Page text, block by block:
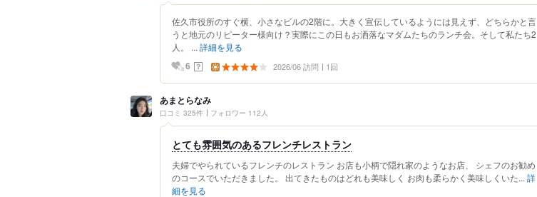
佐久市役所のすぐ横、小さなビルの2階に。大きく宣伝しているようには見えず、どちらかと言
うと地元のリピーター様向け？実際にこの日もお洒落なマダムたちのランチ会。そして私たち2
人。 ... 詳細を見る
6 ？ 2026/06 訪問 1回
あまとらなみ
口コミ 325件 フォロワー 112人
とても雰囲気のあるフレンチレストラン
夫婦でやられているフレンチのレストラン お店も小柄で隠れ家のようなお店、 シェフのお勧め
のコースでいただきました。 出てきたものはどれも美味しく お肉も柔らかく美味しくいた... 詳
細を見る